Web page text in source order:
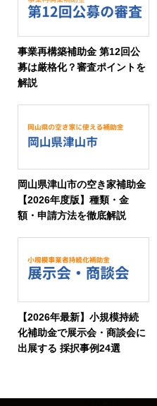
事業再構築補助金 第12回公
募は厳格化？審査ポイントを
解説
岡山県津山市の空き家補助金
【2026年度版】種類・金
額・申請方法を徹底解説
【2026年最新】小規模持続
化補助金で展示会・商談会に
出展する 採択事例24選